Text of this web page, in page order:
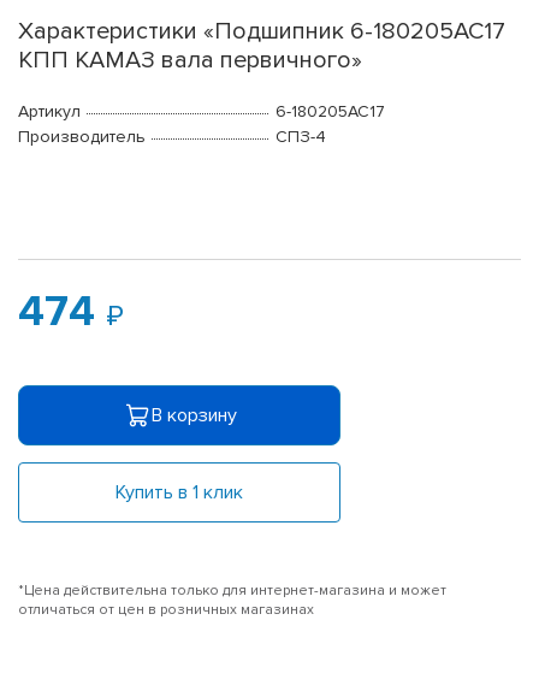
Характеристики «Подшипник 6-180205АС17
КПП КАМАЗ вала первичного»
Артикул
6-180205АС17
Производитель
СПЗ-4
474
В корзину
Купить в 1 клик
*Цена действительна только для интернет-магазина и может
отличаться от цен в розничных магазинах